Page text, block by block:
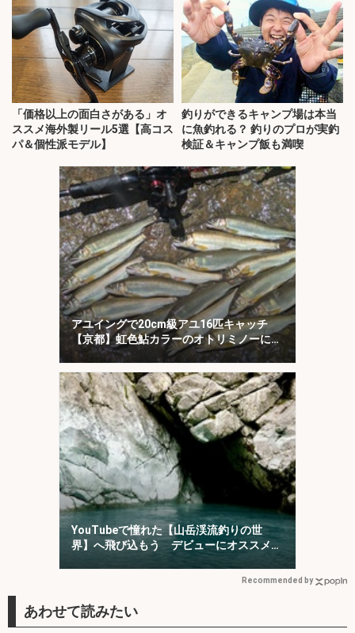
「価格以上の面白さがある」オ
ススメ海外製リール5選【高コス
パ＆個性派モデル】
釣りができるキャンプ場は本当
に魚釣れる？ 釣りのプロが実釣
検証＆キャンプ飯も満喫
アユイングで20cm級アユ16匹キャッチ
【京都】虹色鮎カラーのオトリミノーにヒ
ット集中！
YouTubeで憧れた【山岳渓流釣りの世
界】へ飛び込もう デビューにオススメの
Recommended by